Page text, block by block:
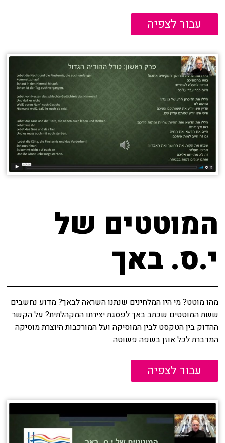
עבור לצפיה
המוטטים של
י.ס. באך
מהו מוטט? מי היו המלחינים שנתנו השראה לבאך? מדוע נחשבים
ששת המוטטים שכתב באך לפסגת יצירתו המקהלתית? על הקשר
ההדוק בין הטקסט לבין המוסיקה ועל המורכבות היוצרת מוסיקה
המדברת לכל אוזן בשפה פשוטה.
עבור לצפיה